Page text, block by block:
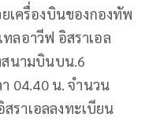
เครื่องบินของกองทัพ
ลอาวีฟ อิสราเอล
สนามบินบน.6
04.40 น. จำนวน
ราเอลลงทะเบียน